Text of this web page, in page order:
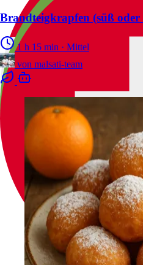
Brandteigkrapfen (süß oder
1 h 15 min · Mittel
von malsati-team